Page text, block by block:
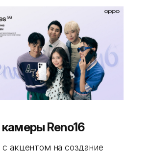
Reno16
акцентом на создание